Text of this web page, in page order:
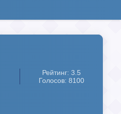
Рейтинг: 3.5
Голосов: 8100